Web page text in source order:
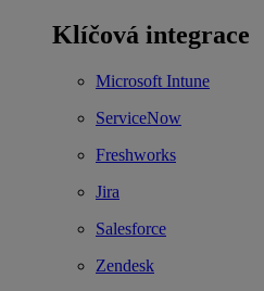
Klíčová integrace
Microsoft Intune
ServiceNow
Freshworks
Jira
Salesforce
Zendesk